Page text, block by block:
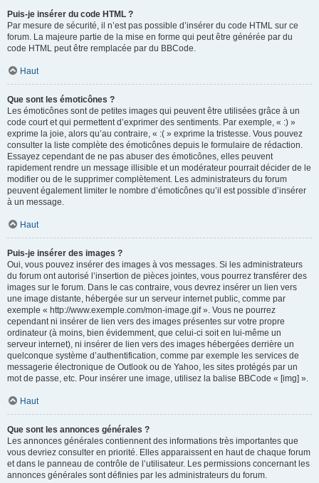
Puis-je insérer du code HTML ?
Par mesure de sécurité, il n’est pas possible d’insérer du code HTML sur ce
forum. La majeure partie de la mise en forme qui peut être générée par du
code HTML peut être remplacée par du BBCode.
Haut
Que sont les émoticônes ?
Les émoticônes sont de petites images qui peuvent être utilisées grâce à un
code court et qui permettent d’exprimer des sentiments. Par exemple, « :) »
exprime la joie, alors qu’au contraire, « :( » exprime la tristesse. Vous pouvez
consulter la liste complète des émoticônes depuis le formulaire de rédaction.
Essayez cependant de ne pas abuser des émoticônes, elles peuvent
rapidement rendre un message illisible et un modérateur pourrait décider de le
modifier ou de le supprimer complètement. Les administrateurs du forum
peuvent également limiter le nombre d’émoticônes qu’il est possible d’insérer
à un message.
Haut
Puis-je insérer des images ?
Oui, vous pouvez insérer des images à vos messages. Si les administrateurs
du forum ont autorisé l’insertion de pièces jointes, vous pourrez transférer des
images sur le forum. Dans le cas contraire, vous devrez insérer un lien vers
une image distante, hébergée sur un serveur internet public, comme par
exemple « http://www.exemple.com/mon-image.gif ». Vous ne pourrez
cependant ni insérer de lien vers des images présentes sur votre propre
ordinateur (à moins, bien évidemment, que celui-ci soit en lui-même un
serveur internet), ni insérer de lien vers des images hébergées derrière un
quelconque système d’authentification, comme par exemple les services de
messagerie électronique de Outlook ou de Yahoo, les sites protégés par un
mot de passe, etc. Pour insérer une image, utilisez la balise BBCode « [img] ».
Haut
Que sont les annonces générales ?
Les annonces générales contiennent des informations très importantes que
vous devriez consulter en priorité. Elles apparaissent en haut de chaque forum
et dans le panneau de contrôle de l’utilisateur. Les permissions concernant les
annonces générales sont définies par les administrateurs du forum.